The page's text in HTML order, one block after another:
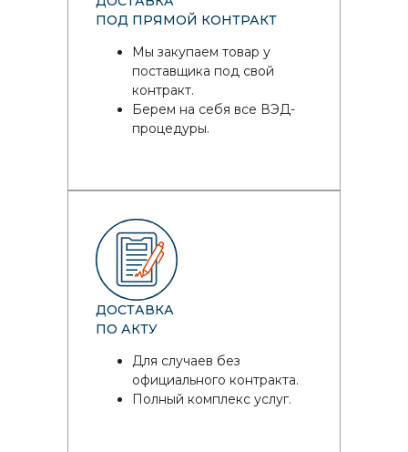
ПОД ПРЯМОЙ КОНТРАКТ
Мы закупаем товар у
поставщика под свой
контракт.
Берем на себя все ВЭД-
процедуры.
ДОСТАВКА
ПО АКТУ
Для случаев без
официального контракта.
Полный комплекс услуг.